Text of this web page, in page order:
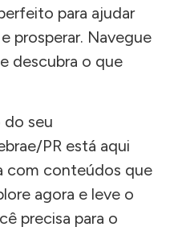
para ajudar
prosperar. Navegue
descubra o que
seu
PR está aqui
com conteúdos que
agora e leve o
precisa para o